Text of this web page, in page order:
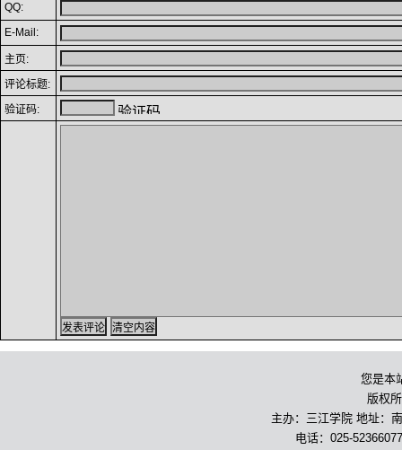
QQ:
E-Mail:
主页:
评论标题:
验证码:
您是
版权
主办：三江学院 地址：
电话：025-